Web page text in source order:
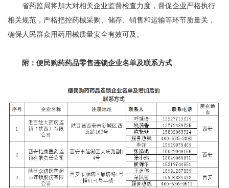
省药监局将加大对相关企业监督检查力度，督促企业严格执行
相关规范，严格把控药械采购、储存、销售和运输等环节质量关，
确保人民群众用药用械质量安全有效可及。
附：便民购药药品零售连锁企业名单及联系方式